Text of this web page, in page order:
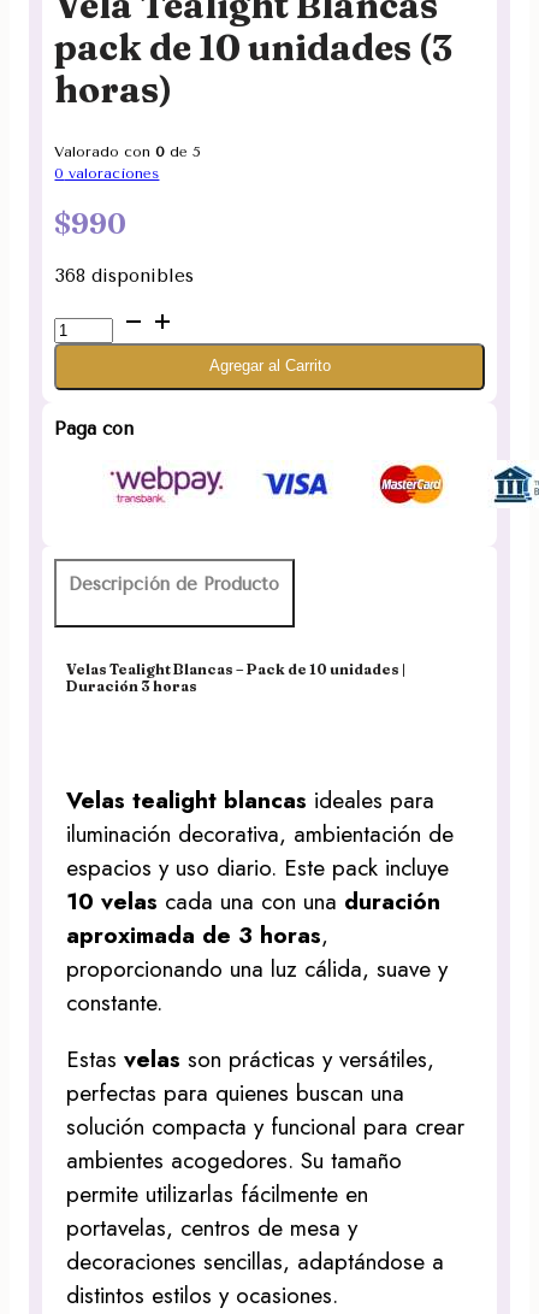
pack de 10 unidades (3
horas)
Valorado con0 de 5
0 valoraciones
$990
368 disponibles
Vela
Tealight
de
unidades
cantidad
Agregar al Carrito
Paga con
Descripción de Producto
Velas Tealight Blancas – Pack de 10 unidades |
Duración 3 horas
Velas tealight blancas ideales para
iluminación decorativa, ambientación de
espacios y uso diario. Este pack incluye
10 velas cada una con una duración
aproximada de 3 horas,
proporcionando una luz cálida, suave y
constante.
Estasvelas son prácticas y versátiles,
perfectas para quienes buscan una
solución compacta y funcional para crear
ambientes acogedores. Su tamaño
permite utilizarlas fácilmente en
portavelas, centros de mesa y
decoraciones sencillas, adaptándose a
distintos estilos y ocasiones.